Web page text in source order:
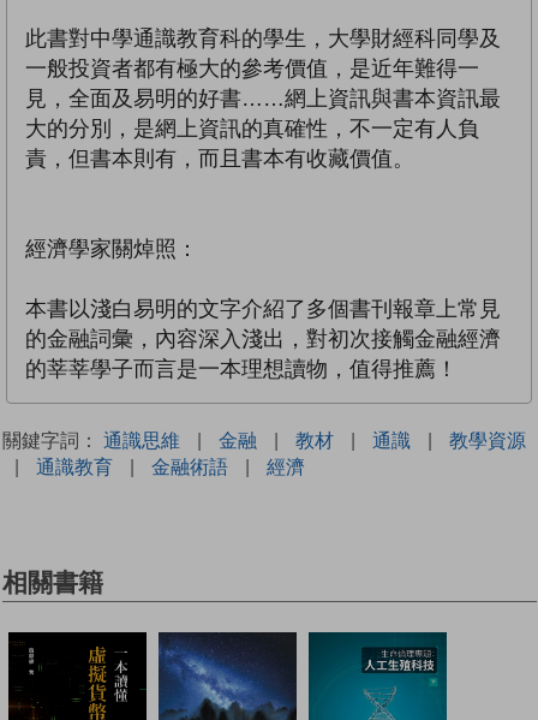
此書對中學通識教育科的學生，大學財經科同學及
一般投資者都有極大的參考價值，是近年難得一
見，全面及易明的好書……網上資訊與書本資訊最
大的分別，是網上資訊的真確性，不一定有人負
責，但書本則有，而且書本有收藏價值。
經濟學家關焯照：
本書以淺白易明的文字介紹了多個書刊報章上常見
的金融詞彙，內容深入淺出，對初次接觸金融經濟
的莘莘學子而言是一本理想讀物，值得推薦！
關鍵字詞： 通識思維 | 金融 | 教材 | 通識 |
教學資源
|
通識教育 | 金融術語 | 經濟
相關書籍